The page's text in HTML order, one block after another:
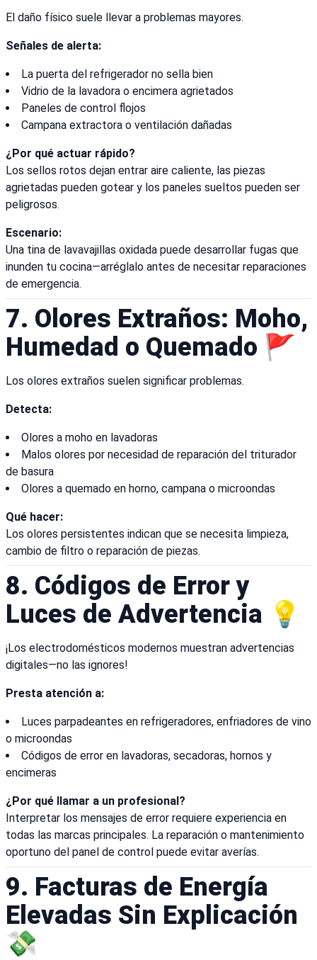
El daño físico suele llevar a problemas mayores.
Señales de alerta:
La puerta del refrigerador no sella bien
Vidrio de la lavadora o encimera agrietados
Paneles de control flojos
Campana extractora o ventilación dañadas
¿Por qué actuar rápido?
Los sellos rotos dejan entrar aire caliente, las piezas
agrietadas pueden gotear y los paneles sueltos pueden ser
peligrosos.
Escenario:
Una tina de lavavajillas oxidada puede desarrollar fugas que
inunden tu cocina—arréglalo antes de necesitar reparaciones
de emergencia.
7. Olores Extraños: Moho,
Humedad o Quemado 🚩
Los olores extraños suelen significar problemas.
Detecta:
Olores a moho en lavadoras
Malos olores por necesidad de reparación del triturador
de basura
Olores a quemado en horno, campana o microondas
Qué hacer:
Los olores persistentes indican que se necesita limpieza,
cambio de filtro o reparación de piezas.
8. Códigos de Error y
Luces de Advertencia 💡
¡Los electrodomésticos modernos muestran advertencias
digitales—no las ignores!
Presta atención a:
Luces parpadeantes en refrigeradores, enfriadores de vino
o microondas
Códigos de error en lavadoras, secadoras, hornos y
encimeras
¿Por qué llamar a un profesional?
Interpretar los mensajes de error requiere experiencia en
todas las marcas principales. La reparación o mantenimiento
oportuno del panel de control puede evitar averías.
9. Facturas de Energía
Elevadas Sin Explicación
💸